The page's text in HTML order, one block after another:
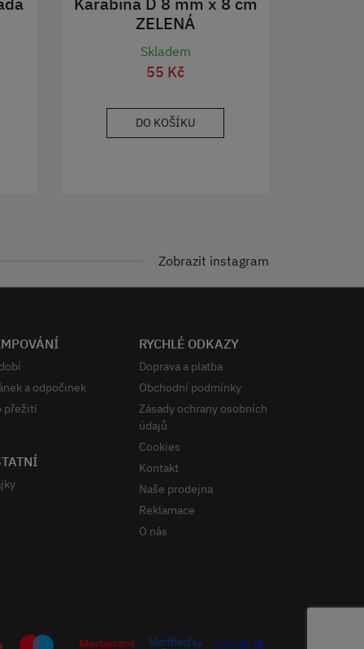
ZELENÁ
Skladem
55 Kč
DO KOŠÍKU
Zobrazit instagram
a odpočinek
přežití
RYCHLÉ ODKAZY
Doprava a platba
Obchodní podmínky
Zásady ochrany osobních
údajů
Cookies
Kontakt
Naše prodejna
Reklamace
O nás